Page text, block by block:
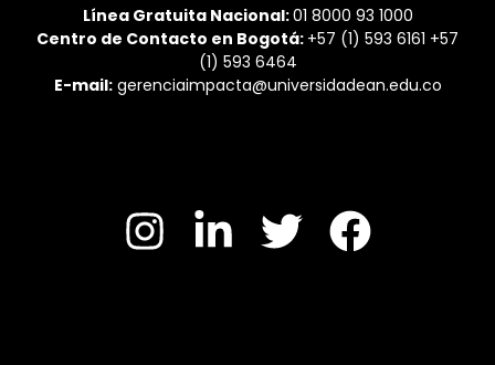
Línea Gratuita Nacional:01 8000 93 1000
Centro de Contacto en Bogotá: +57 (1) 593 6161 +57
(1) 593 6464
E-mail:gerenciaimpacta@universidadean.edu.co